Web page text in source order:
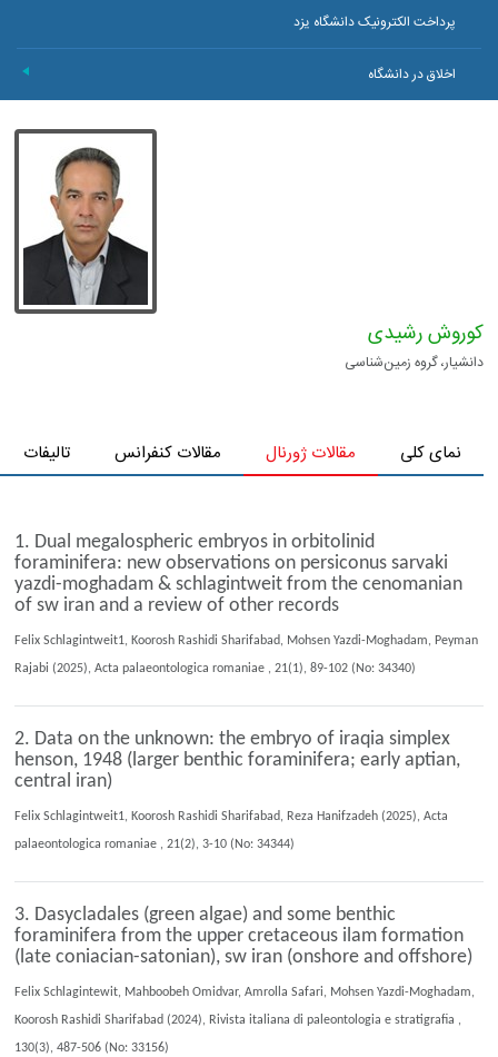
پرداخت الکترونیک دانشگاه یزد
اخلاق در دانشگاه
کوروش رشیدی
دانشیار، گروه زمین‌شناسی
نمای کلی مقالات ژورنال مقالات کنفرانس تالیفات
1. Dual megalospheric embryos in orbitolinid
foraminifera: new observations on persiconus sarvaki
yazdi-moghadam & schlagintweit from the cenomanian
of sw iran and a review of other records
Felix Schlagintweit1, Koorosh Rashidi Sharifabad, Mohsen Yazdi-Moghadam, Peyman
Rajabi (2025), Acta palaeontologica romaniae , 21(1), 89-102 (No: 34340)
2. Data on the unknown: the embryo of iraqia simplex
henson, 1948 (larger benthic foraminifera; early aptian,
central iran)
Felix Schlagintweit1, Koorosh Rashidi Sharifabad, Reza Hanifzadeh (2025), Acta
palaeontologica romaniae , 21(2), 3-10 (No: 34344)
3. Dasycladales (green algae) and some benthic
foraminifera from the upper cretaceous ilam formation
(late coniacian-satonian), sw iran (onshore and offshore)
Felix Schlagintewit, Mahboobeh Omidvar, Amrolla Safari, Mohsen Yazdi-Moghadam,
Koorosh Rashidi Sharifabad (2024), Rivista italiana di paleontologia e stratigrafia ,
130(3), 487-506 (No: 33156)